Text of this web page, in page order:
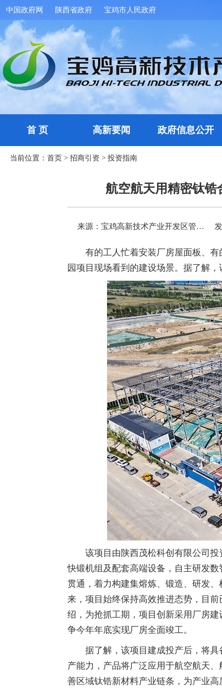
中国政府网 陕西省政府 宝鸡市人民政府
首 页 高新要闻 政府信息公开
当前位置： 首页 > 招商引资 > 投资指南
航空航天用精密钛
来源：宝鸡高新技术产业开发区管理委员会
有的工人忙着安装厂房屋面板、
园项目现场看到的建设场景。据了解
该项目由陕西茂松科创有限公司
快锻机组及配套高端设备，自主研发
贯通，着力构建集熔炼、锻造、研发
来，项目始终保持高效推进态势，目
绍，为抢抓工期，项目创新采用厂房
争今年年底实现厂房全面竣工。
据了解，该项目建成投产后，将
产能力，产品将广泛应用于航空航天
善区域钛锆新材料产业链条，为产业